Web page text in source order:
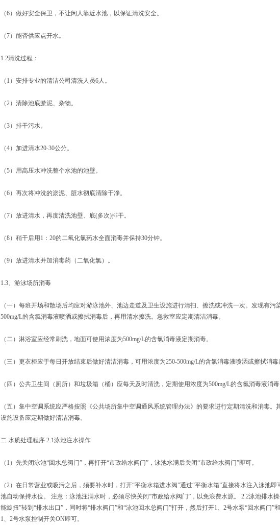
（6）做好安全保卫，不让闲人靠近水池，以保证清洗安全。
（7）能否供应点开水。
1.2清洗过程：
（1）安排专业的清洁公司清洗人员6人。
（2）清除池底淤泥、杂物。
（3）排干污水。
（4）加进清水20-30公分。
（5）用高压水冲洗整个水池的池壁。
（6）再次将冲洗的淤泥、脏水彻底清除干净。
（7）放进清水，再度清洗池壁、底(多次)排干。
（8）稍干后用1：20的二氧化氯药水全面消毒并保持30分钟。
（9）放进清水并加消毒药（二氧化氯）。
1.3、游泳场所消毒
（一）每班开场和散场后均应对游泳池外、池边走道及卫生设施进行清扫、擦洗或冲洗一次。发现有污
500mg/L的含氯消毒液喷洒或擦拭消毒后，再用清水擦洗。急救室应定期清洁消毒。
（二）淋浴室应经常刷洗，地面可使用浓度为500mg/L的含氯消毒液定期消毒。
（三）更衣柜应于每日开放结束后做好清洁消毒，可用浓度为250-500mg/L的含氯消毒液喷洒或擦拭消毒
（四）公共卫生间（厕所）和垃圾箱（桶）应每天及时清洗，定期使用浓度为500mg/L的含氯消毒液消毒
（五）集中空调系统应严格按照《公共场所集中空调通风系统管理办法》的要求进行定期清洗和消毒。
设施设备应定期做好清洁消毒。
二 水质处理程序 2.1泳池注水操作
（1）先关闭泳池“回水总阀门”，再打开“市政给水阀门”，泳池水满后关闭“市政给水阀门”即可。
（2）在日常营业或吸污之后，须要补水时，打开“平衡水箱进水阀”通过“平衡水箱”直接将水注入泳池即
池自动保持水位。 注意：泳池注满水时，必须尽快关闭“市政给水阀门”，以免浪费水源。 2.2泳池排水
能旋扭”转到“排水出口”，同时将“排水阀门”和“泳池回水总阀门”打开，然后打开1、2号水泵“回水阀门”
1、2号水泵控制开关ON即可。